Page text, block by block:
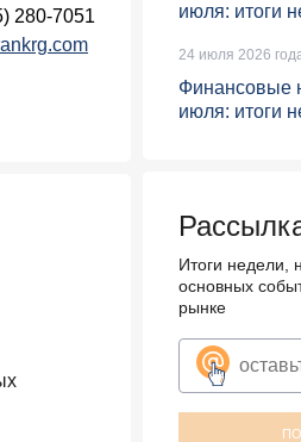
280-7051
июля: итоги
24 июля 2026
Финансовые
июля: итоги
Итоги недели,
основных
рынке